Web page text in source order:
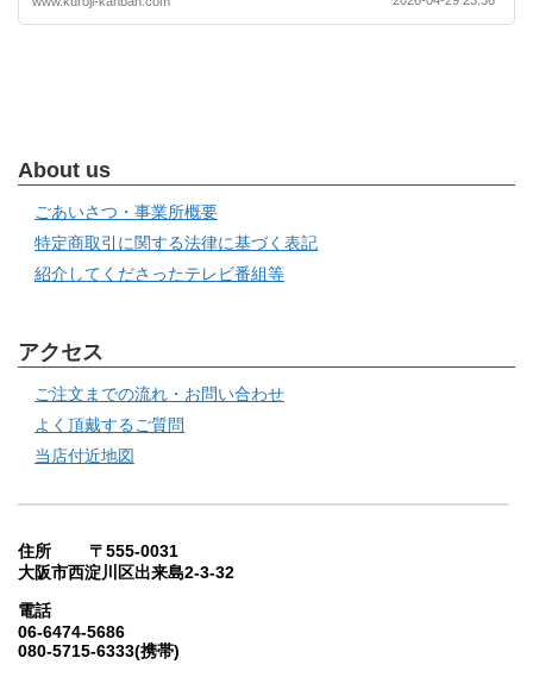
About us
ごあいさつ・事業所概要
特定商取引に関する法律に基づく表記
紹介してくださったテレビ番組等
アクセス
ご注文までの流れ・お問い合わせ
よく頂戴するご質問
当店付近地図
住所 〒555-0031
大阪市西淀川区出来島2-3-32
電話
06-6474-5686
080-5715-6333(携帯)